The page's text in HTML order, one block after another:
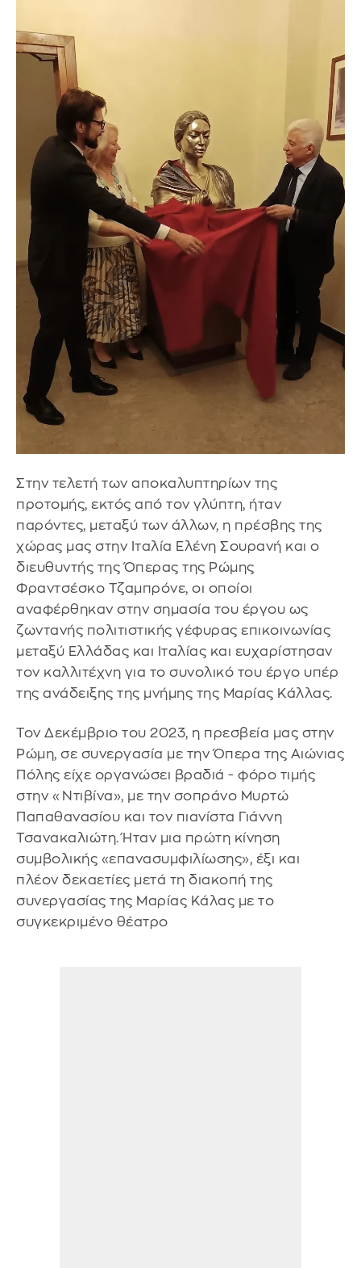
Στην τελετή των αποκαλυπτηρίων της
προτομής, εκτός από τον γλύπτη, ήταν
παρόντες, μεταξύ των άλλων, η πρέσβης της
χώρας μας στην Ιταλία Ελένη Σουρανή και ο
διευθυντής της Όπερας της Ρώμης
Φραντσέσκο Τζαμπρόνε, οι οποίοι
αναφέρθηκαν στην σημασία του έργου ως
ζωντανής πολιτιστικής γέφυρας επικοινωνίας
μεταξύ Ελλάδας και Ιταλίας και ευχαρίστησαν
τον καλλιτέχνη για το συνολικό του έργο υπέρ
της ανάδειξης της μνήμης της Μαρίας Κάλλας.
Τον Δεκέμβριο του 2023, η πρεσβεία μας στην
Ρώμη, σε συνεργασία με την Όπερα της Αιώνιας
Πόλης είχε οργανώσει βραδιά - φόρο τιμής
στην «Ντιβίνα», με την σοπράνο Μυρτώ
Παπαθανασίου και τον πιανίστα Γιάννη
Τσανακαλιώτη. Ήταν μια πρώτη κίνηση
συμβολικής «επανασυμφιλίωσης», έξι και
πλέον δεκαετίες μετά τη διακοπή της
συνεργασίας της Μαρίας Κάλας με το
συγκεκριμένο θέατρο